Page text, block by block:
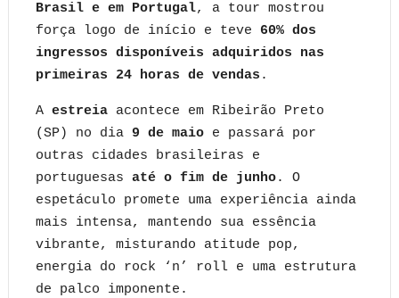
Brasil e em Portugal, a tour mostrou
força logo de início e teve 60% dos
ingressos disponíveis adquiridos nas
primeiras 24 horas de vendas .
A estreia acontece em Ribeirão Preto
(SP) no dia 9 de maio e passará por
outras cidades brasileiras e
portuguesas até o fim de junho. O
espetáculo promete uma experiência ainda
mais intensa, mantendo sua essência
vibrante, misturando atitude pop,
energia do rock ‘n’ roll e uma estrutura
de palco imponente.